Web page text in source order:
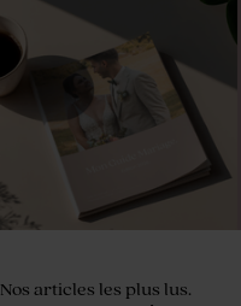
Nos articles les plus lus.